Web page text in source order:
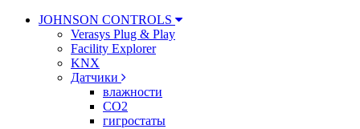
JOHNSON CONTROLS
Verasys Plug & Play
Facility Explorer
KNX
Датчики
влажности
CO2
гигростаты